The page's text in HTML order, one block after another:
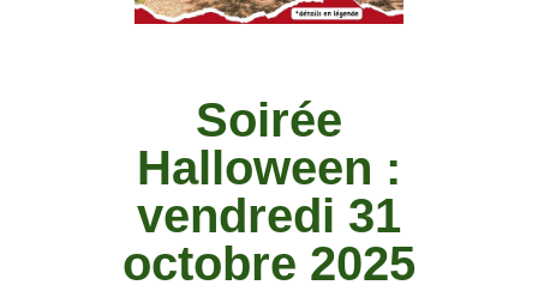
Soirée
Halloween :
vendredi 31
octobre 2025